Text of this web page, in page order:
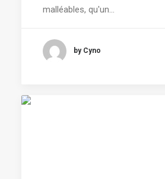
malléables, qu'un…
by Cyno